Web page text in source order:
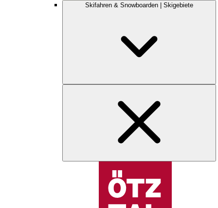
Skifahren & Snowboarden | Skigebiete